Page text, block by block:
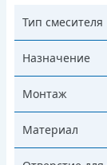
Тип смесителя
Назначение
Монтаж
Материал